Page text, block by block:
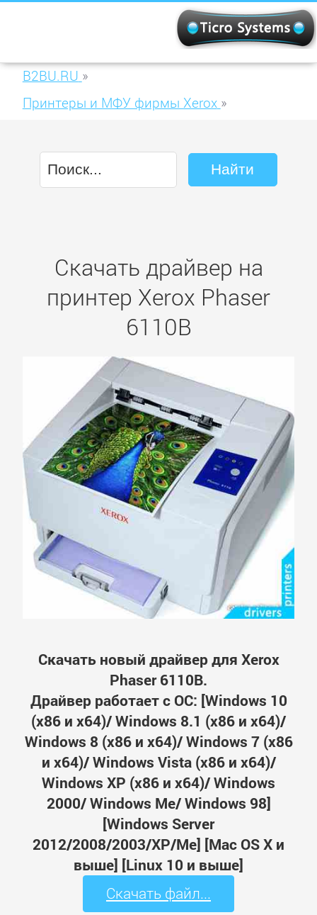
B2BU.RU »
Принтеры и МФУ фирмы Xerox »
Скачать драйвер на
принтер Xerox Phaser
6110B
Скачать новый драйвер для Xerox
Phaser 6110B.
Драйвер работает с ОС: [Windows 10
(x86 и x64)/ Windows 8.1 (x86 и x64)/
Windows 8 (x86 и x64)/ Windows 7 (x86
и x64)/ Windows Vista (x86 и x64)/
Windows XP (x86 и x64)/ Windows
2000/ Windows Me/ Windows 98]
[Windows Server
2012/2008/2003/XP/Me] [Mac OS X и
выше] [Linux 10 и выше]
Скачать файл...